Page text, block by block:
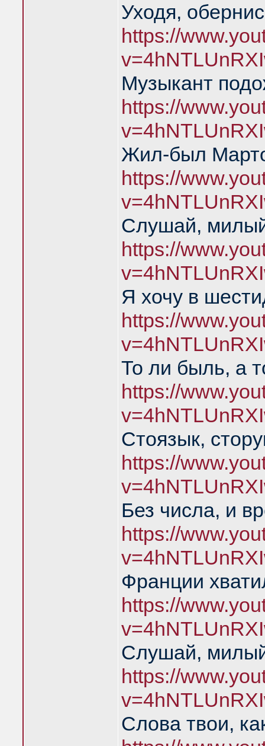
Уходя,
https://
Музыкант
https://
Жил-был
https://
Слушай,
https://
Я хочу в
https://
То ли быль, а
https://
Стоязык,
https://
Без числа, и
https://
Франции
https://
Слушай,
https://
Слова твои,